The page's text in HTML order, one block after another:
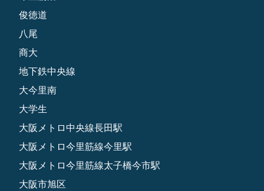
俊徳道
八尾
商大
地下鉄中央線
大今里南
大学生
大阪メトロ中央線長田駅
大阪メトロ今里筋線今里駅
大阪メトロ今里筋線太子橋今市駅
大阪市旭区